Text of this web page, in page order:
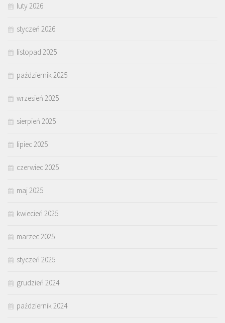
luty 2026
styczeń 2026
listopad 2025
październik 2025
wrzesień 2025
sierpień 2025
lipiec 2025
czerwiec 2025
maj 2025
kwiecień 2025
marzec 2025
styczeń 2025
grudzień 2024
październik 2024